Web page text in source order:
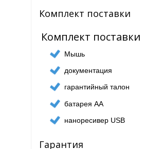
Комплект поставки
Комплект поставки
Мышь
документация
гарантийный талон
батарея AA
наноресивер USB
Гарантия